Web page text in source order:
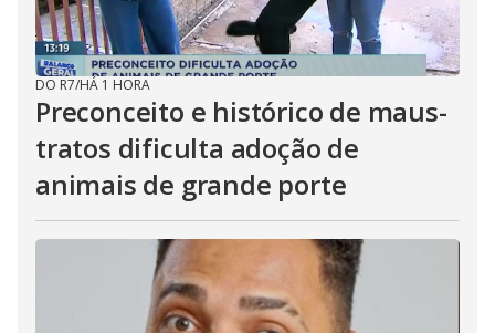
DO R7/HÁ 1 HORA
Preconceito e histórico de maus-
tratos dificulta adoção de
animais de grande porte